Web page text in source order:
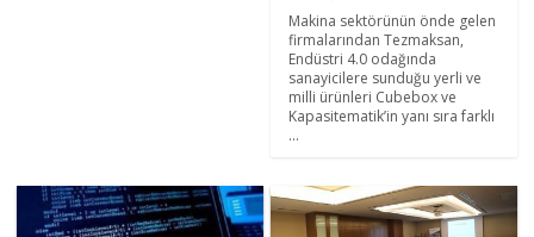
Makina sektörünün önde gelen
firmalarından Tezmaksan,
Endüstri 4.0 odağında
sanayicilere sunduğu yerli ve
milli ürünleri Cubebox ve
Kapasitematik’in yanı sıra farklı
...